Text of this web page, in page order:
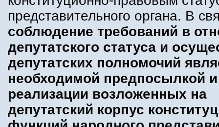
представительного органа. В
соблюдение требований в
депутатского статуса и
депутатских полномочий
необходимой предпосылкой
реализации возложенных на
депутатский корпус